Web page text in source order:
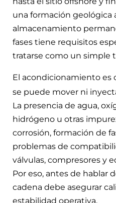
una formación geológica
almacenamiento
fases tiene requisitos
tratarse como un simple
El acondicionamiento es
se puede mover ni
La presencia de agua,
hidrógeno u otras
corrosión, formación de
problemas de
válvulas, compresores y
Por eso, antes de hablar
cadena debe asegurar
estabilidad operativa.